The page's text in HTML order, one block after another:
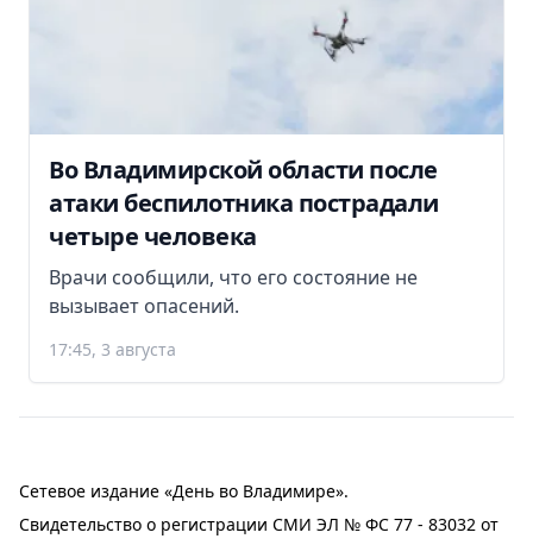
Во Владимирской области после
атаки беспилотника пострадали
четыре человека
Врачи сообщили, что его состояние не
вызывает опасений.
17:45, 3 августа
Сетевое издание «День во Владимире».
Свидетельство о регистрации СМИ ЭЛ № ФС 77 - 83032 от